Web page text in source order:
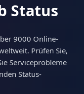
Status
9000 Online-
Prüfen Sie,
Serviceprobleme
Status-